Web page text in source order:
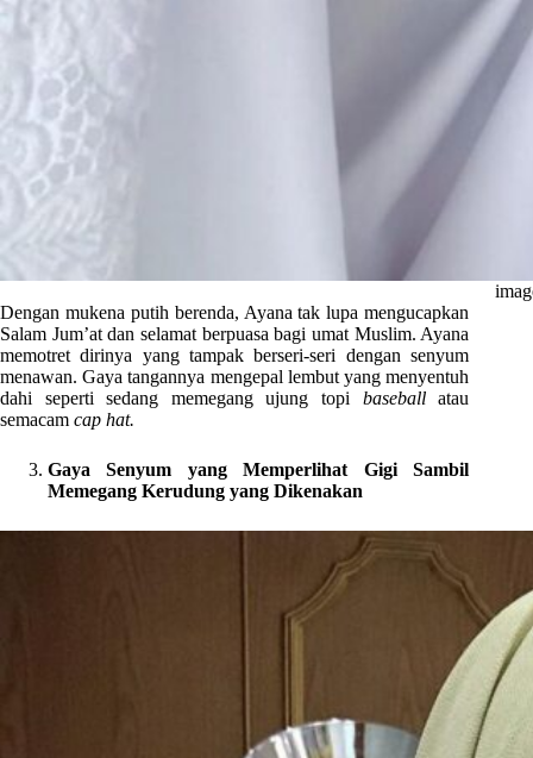
Dengan mukena putih berenda, Ayana tak lupa mengucapkan
Salam Jum’at dan selamat berpuasa bagi umat Muslim. Ayana
memotret dirinya yang tampak berseri-seri dengan senyum
menawan. Gaya tangannya mengepal lembut yang menyentuh
dahi seperti sedang memegang ujung topi baseballatau
semacam cap hat.
Gaya Senyum yang Memperlihat Gigi Sambil
Memegang Kerudung yang Dikenakan